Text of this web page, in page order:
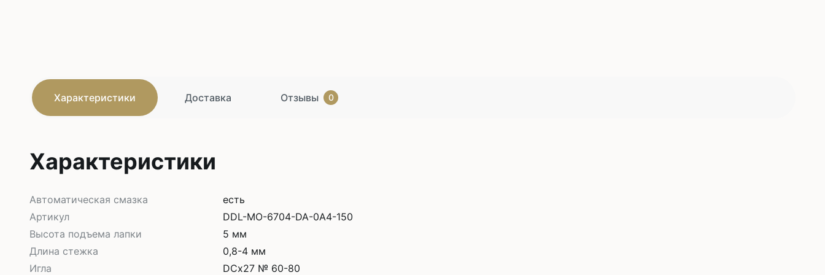
Характеристики Доставка Отзывы 0
Характеристики
Автоматическая смазка
есть
Артикул
DDL-MO-6704-DA-0A4-150
Высота подъема лапки
5 мм
Длина стежка
0,8-4 мм
Игла
DСх27 № 60-80